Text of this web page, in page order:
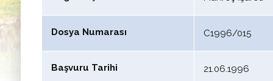
Dosya Numarası C1996/015
Başvuru Tarihi 21.06.1996